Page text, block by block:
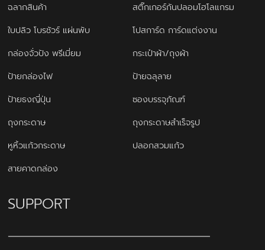
ฉลากสินค้า
สติ๊กเกอร์กันปลอมโฮโลแกรม
ใบปลิว โบรชัวร์ แผ่นพับ
โปสการ์ด การ์ดแต่งงาน
กล่องจั่วปัง พรีเมี่ยม
กระเป๋าผ้า/ถุงผ้า
ป้ายกล่องไฟ
ป้ายฉลุลาย
ป้ายธงญี่ปุ่น
ซองบรรจุภัณฑ์
ถุงกระดาษ
ถุงกระดาษสำเร็จรูป
หูหิ้วแก้วกระดาษ
ปลอกสวมแก้ว
สายคาดกล่อง
SUPPORT